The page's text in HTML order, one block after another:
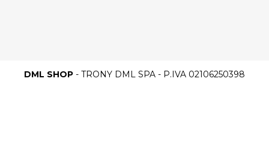
DML SHOP - TRONY DML SPA - P.IVA 02106250398